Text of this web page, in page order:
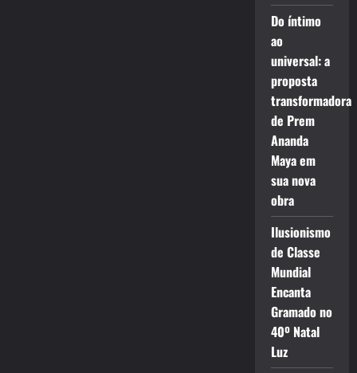
Do íntimo
ao
universal: a
proposta
transformadora
de Prem
Ananda
Maya em
sua nova
obra
Ilusionismo
de Classe
Mundial
Encanta
Gramado no
40º Natal
Luz